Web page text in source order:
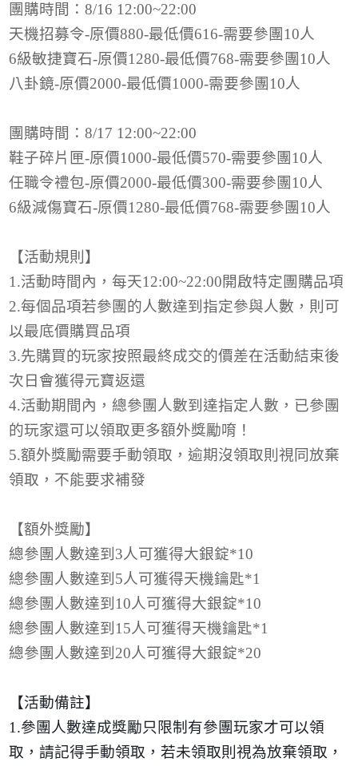
團購時間：8/16 12:00~22:00
天機招募令-原價880-最低價616-需要參團 10人
6級敏捷寶石-原價1280-最低價768-需要參團 10人
八卦鏡-原價2000-最低價1000-需要參團 10人
團購時間：8/17 12:00~22:00
鞋子碎片匣-原價1000-最低價570-需要參團 10人
任職令禮包-原價2000-最低價300-需要參團 10人
6級減傷寶石-原價1280-最低價768-需要參團 10人
【活動規則】
1.活動時間內，每天12:00~22:00開啟特定團購品項
2.每個品項若參團的人數達到指定參與人數，則可
以最底價購買品項
3.先購買的玩家按照最終成交的價差在活動結束後
次日會獲得元寶返還
4.活動期間內，總參團人數到達指定人數，已參團
的玩家還可以領取更多額外獎勵唷！
5.額外獎勵需要手動領取，逾期沒領取則視同放棄
領取，不能要求補發
【額外獎勵】
總參團人數達到 3人可獲得大銀錠*10
總參團人數達到 5人可獲得天機鑰匙*1
總參團人數達到 10人可獲得大銀錠*10
總參團人數達到 15人可獲得天機鑰匙*1
總參團人數達到20人可獲得大銀錠*20
【活動備註】
1.參團人數達成獎勵只限制有參團玩家才可以領
取，請記得手動領取，若未領取則視為放棄領取，